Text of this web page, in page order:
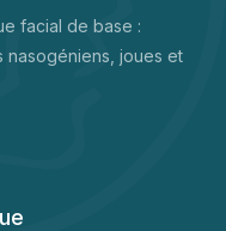
facial de base :
nasogéniens, joues et